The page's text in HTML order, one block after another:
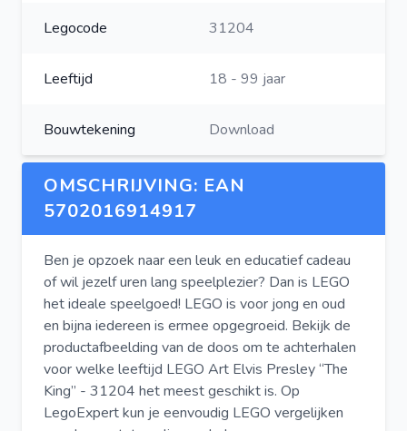
Legocode 31204
Leeftijd 18 - 99 jaar
Bouwtekening Download
OMSCHRIJVING: EAN
5702016914917
Ben je opzoek naar een leuk en educatief cadeau
of wil jezelf uren lang speelplezier? Dan is LEGO
het ideale speelgoed! LEGO is voor jong en oud
en bijna iedereen is ermee opgegroeid. Bekijk de
productafbeelding van de doos om te achterhalen
voor welke leeftijd LEGO Art Elvis Presley “The
King” - 31204 het meest geschikt is. Op
LegoExpert kun je eenvoudig LEGO vergelijken